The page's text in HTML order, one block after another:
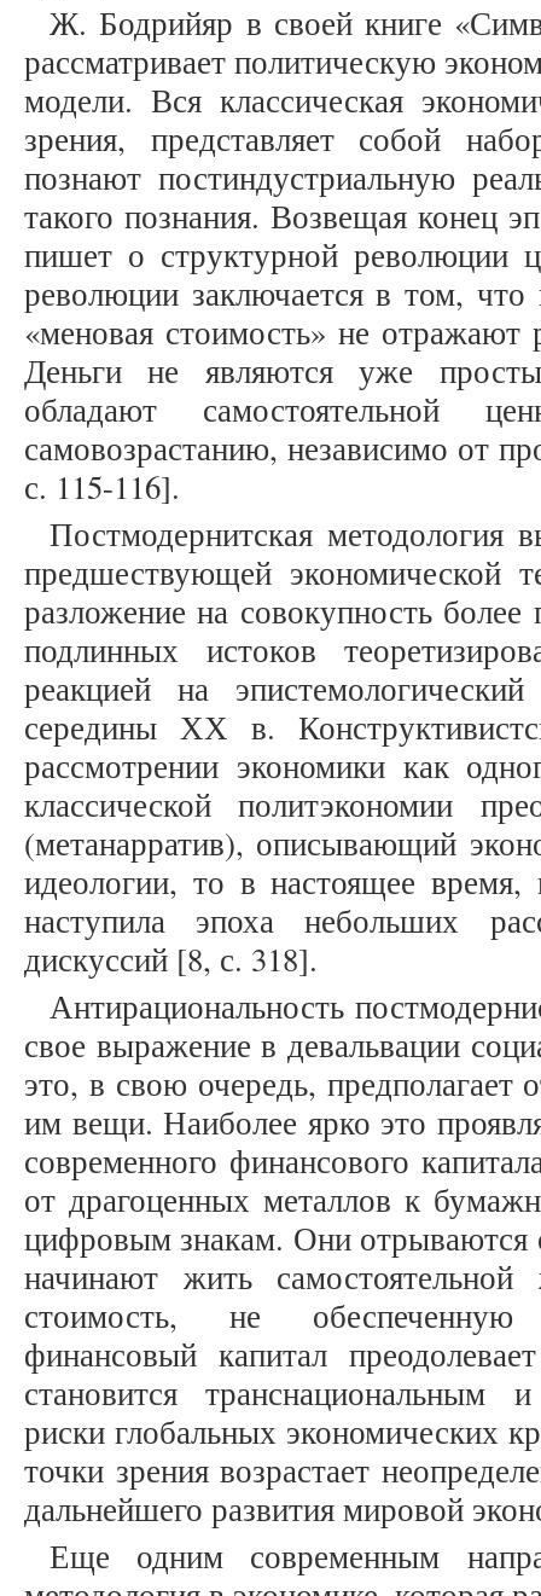
Ж. Бодрийяр в своей книге
рассматривает политическую
модели. Вся классическая
зрения, представляет собой
познают постиндустриальную
такого познания. Возвещая конец
пишет о структурной революции
революции заключается в том, что
«меновая стоимость» не отражают
Деньги не являются уже
обладают самостоятельной
самовозрастанию, независимо от
с. 115-116].
Постмодернитская методология
предшествующей экономической
разложение на совокупность
подлинных истоков
реакцией на
середины ХХ в.
рассмотрении экономики как
классической политэкономии
(метанарратив), описывающий
идеологии, то в настоящее
наступила эпоха небольших
дискуссий [8, с. 318].
Антирациональность
свое выражение в девальвации
это, в свою очередь, предполагает
им вещи. Наиболее ярко это
современного финансового
от драгоценных металлов к
цифровым знакам. Они отрываются
начинают жить
стоимость, не
финансовый капитал
становится транснациональным
риски глобальных экономических
точки зрения возрастает
дальнейшего развития мировой
Еще одним современным